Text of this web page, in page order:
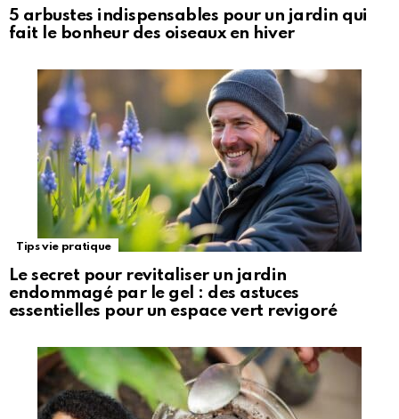
5 arbustes indispensables pour un jardin qui
fait le bonheur des oiseaux en hiver
Tips vie pratique
Le secret pour revitaliser un jardin
endommagé par le gel : des astuces
essentielles pour un espace vert revigoré